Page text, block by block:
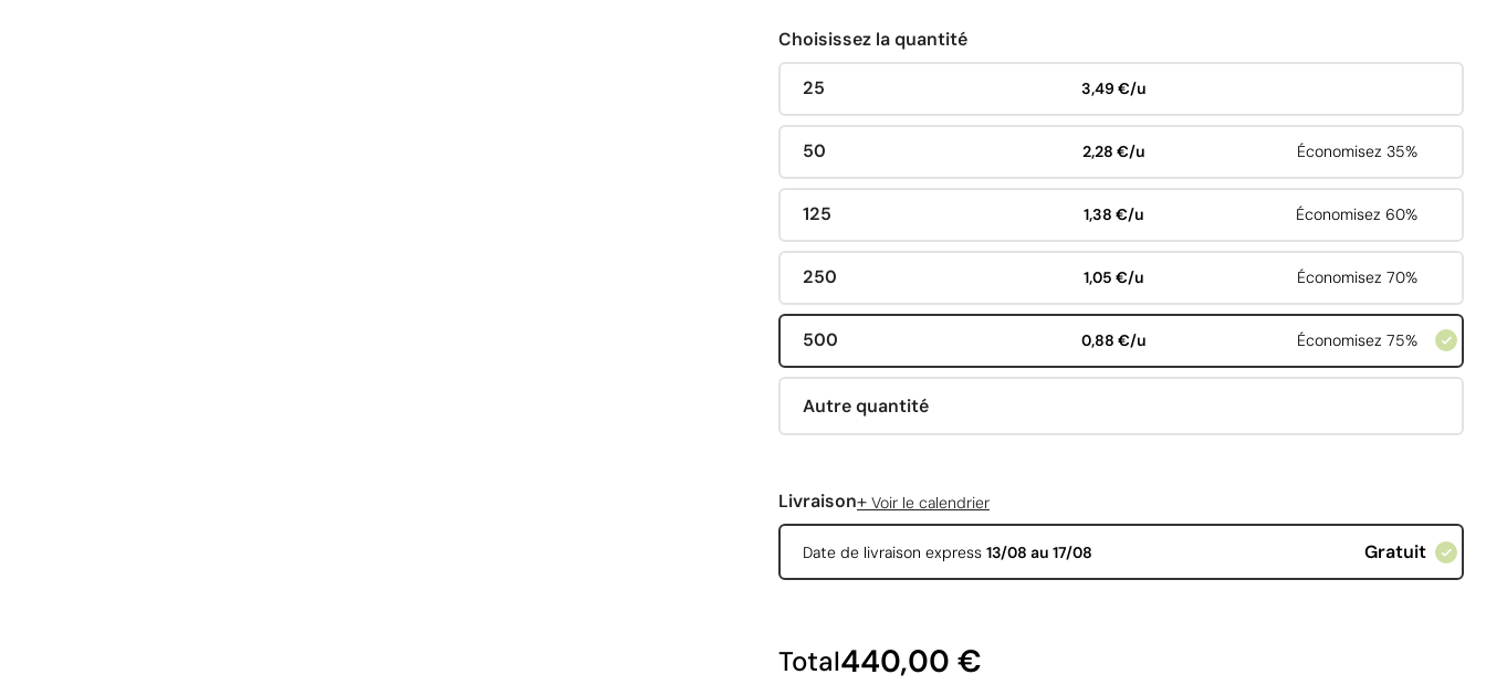
Choisissez la quantité
25 3,49 €/u
50 2,28 €/u Économisez 35%
125 1,38 €/u Économisez 60%
250 1,05 €/u Économisez 70%
500 0,88 €/u Économisez 75%
Autre quantité
Livraison+ Voir le calendrier
Date de livraison express 13/08 au 17/08 Gratuit
Total440,00 €